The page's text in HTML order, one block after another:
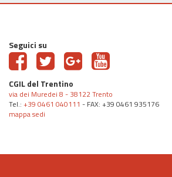
Seguici su
CGIL del Trentino
via dei Muredei 8 - 38122 Trento
Tel.: +39 0461 040111 - FAX: +39 0461 935176
mappa sedi